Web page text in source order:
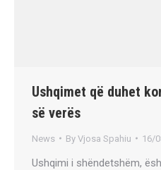
Ushqimet që duhet
së verës
News By Vjosa Spahiu 16/
Ushqimi i shëndetshëm,